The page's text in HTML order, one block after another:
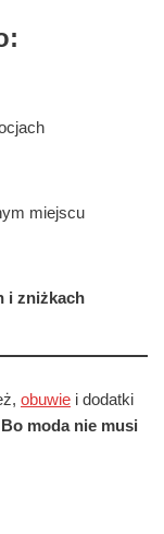
miejscu
i zniżkach
obuwie i dodatki
Bo moda nie musi